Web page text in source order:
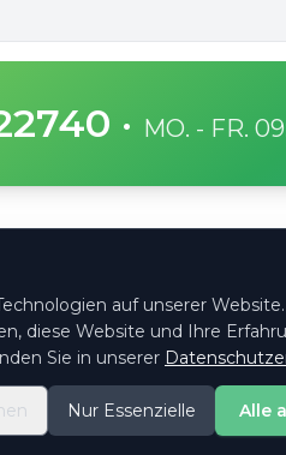
· MO. - FR.
auf unserer
diese Website und Ihre
Sie in unserer
Nur Essenzielle Alle